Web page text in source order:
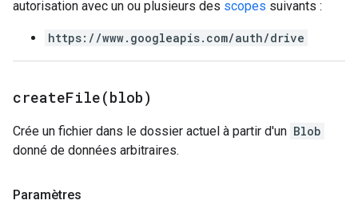
autorisation avec un ou plusieurs des scopes suivants :
https://www.googleapis.com/auth/drive
createFile(blob)
Crée un fichier dans le dossier actuel à partir d'un Blob
donné de données arbitraires.
Paramètres